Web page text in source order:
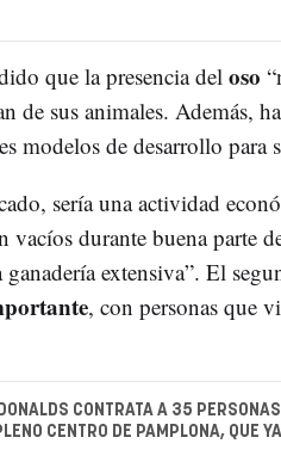
que la presencia del oso
de sus animales. Además,
modelos de desarrollo para
sería una actividad
vacíos durante buena parte
ganadería extensiva”. El
, con personas que
CONTRATA A 35
CENTRO DE PAMPLONA, QUE